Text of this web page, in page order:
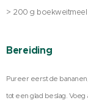
> 200 g boekweitmeel
Bereiding
Pureer eerst de
tot een glad beslag.